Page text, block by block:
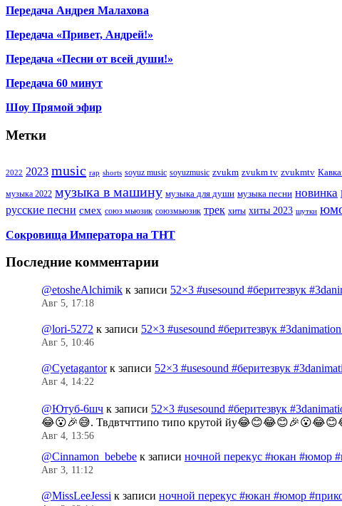
Передача Андрея Малахова
Передача «Привет, Андрей!»
Передача «Песни от всей души!»
Передача 60 минут
Шоу Прямой эфир
Метки
2022 2023 music rap shorts soyuz music soyuzmusic zvukm zvukm tv zvukmtv
музыка 2022 музыка в машину музыка для души музыка песни новинка
русские песни смех союз мьюзик союзмьюзик трек хиты хиты 2023 шутки
Сокровища Императора на ТНТ
Последние комментарии
@etosheAlchimik к записи 52×3 #usesound #беритезвук
Авг 5, 17:18
@lori-5272 к записи 52×3 #usesound #беритезвук
Авг 5, 10:46
@Cyetagantorк записи 52×3 #usesound #беритезвук
Авг 4, 14:22
@Ютуб-6шч к записи 52×3 #usesound #беритезвук
😂😮🎉😅. Твдвтчттипо типо крутой
Авг 4, 13:56
@Cinnamon_bebebe к записи ночной перекус #юкан #юмор
Авг 3, 11:12
@MissLeeJessi к записи ночной перекус #юкан #юмор